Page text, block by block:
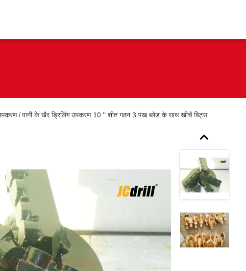
/पानी के खैर ड्रिलिंग उपकरण 10 '' शीत गठन 3 पंख ब्लेड के साथ खींचें बिट्स